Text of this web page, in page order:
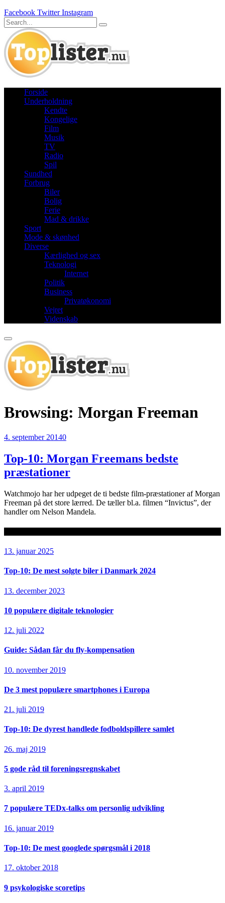
Facebook Twitter Instagram
Forside
Underholdning
Kendte
Kongelige
Film
Musik
TV
Radio
Spil
Sundhed
Forbrug
Biler
Bolig
Ferie
Mad & drikke
Sport
Mode & skønhed
Diverse
Kærlighed og sex
Teknologi
Internet
Politik
Business
Privatøkonomi
Vejret
Videnskab
Browsing: Morgan Freeman
4. september 20140
Top-10: Morgan Freemans bedste
præstationer
Watchmojo har her udpeget de ti bedste film-præstationer af Morgan
Freeman på det store lærred. De tæller bl.a. filmen “Invictus”, der
handler om Nelson Mandela.
13. januar 2025
Top-10: De mest solgte biler i Danmark 2024
13. december 2023
10 populære digitale teknologier
12. juli 2022
Guide: Sådan får du fly-kompensation
10. november 2019
De 3 mest populære smartphones i Europa
21. juli 2019
Top-10: De dyrest handlede fodboldspillere samlet
26. maj 2019
5 gode råd til foreningsregnskabet
3. april 2019
7 populære TEDx-talks om personlig udvikling
16. januar 2019
Top-10: De mest googlede spørgsmål i 2018
17. oktober 2018
9 psykologiske scoretips